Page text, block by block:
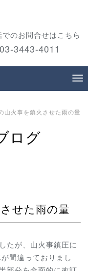
でのお問合せはこちら
03-3443-4011
山火事を鎮火させた雨の量
ログ
させた雨の量
たが、山火事鎮圧に
間違っておりまし